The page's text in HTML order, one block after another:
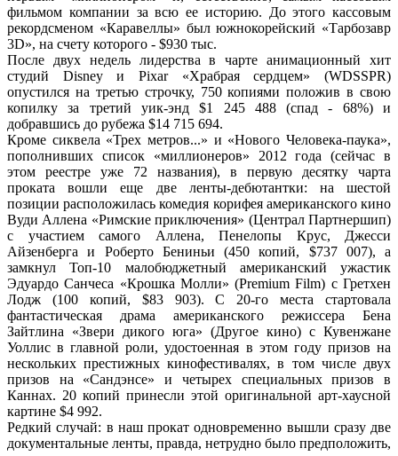
фильмом компании за всю ее историю. До этого кассовым
рекордсменом «Каравеллы» был южнокорейский «Тарбозавр
3D», на счету которого - $930 тыс.
После двух недель лидерства в чарте анимационный хит
студий Disney и Pixar «Храбрая сердцем» (WDSSPR)
опустился на третью строчку, 750 копиями положив в свою
копилку за третий уик-энд $1 245 488 (спад - 68%) и
добравшись до рубежа $14 715 694.
Кроме сиквела «Трех метров...» и «Нового Человека-паука»,
пополнивших список «миллионеров» 2012 года (сейчас в
этом реестре уже 72 названия), в первую десятку чарта
проката вошли еще две ленты-дебютантки: на шестой
позиции расположилась комедия корифея американского кино
Вуди Аллена «Римские приключения» (Централ Партнершип)
с участием самого Аллена, Пенелопы Крус, Джесси
Айзенберга и Роберто Бениньи (450 копий, $737 007), а
замкнул Топ-10 малобюджетный американский ужастик
Эдуардо Санчеса «Крошка Молли» (Premium Film) с Гретхен
Лодж (100 копий, $83 903). С 20-го места стартовала
фантастическая драма американского режиссера Бена
Зайтлина «Звери дикого юга» (Другое кино) с Кувенжане
Уоллис в главной роли, удостоенная в этом году призов на
нескольких престижных кинофестивалях, в том числе двух
призов на «Сандэнсе» и четырех специальных призов в
Каннах. 20 копий принесли этой оригинальной арт-хаусной
картине $4 992.
Редкий случай: в наш прокат одновременно вышли сразу две
документальные ленты, правда, нетрудно было предположить,